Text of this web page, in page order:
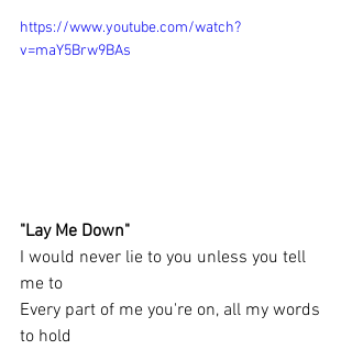
https://www.youtube.com/watch?
v=maY5Brw9BAs
"Lay Me Down"
I would never lie to you unless you tell
me to
Every part of me you're on, all my words
to hold